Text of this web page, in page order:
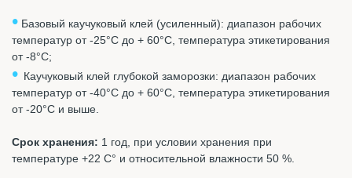
• Базовый каучуковый клей (усиленный): диапазон рабочих
температур от -25°C до + 60°C, температура этикетирования
от -8°C;
• Каучуковый клей глубокой заморозки: диапазон рабочих
температур от -40°C до + 60°C, температура этикетирования
от -20°C и выше.
Срок хранения: 1 год, при условии хранения при
температуре +22 С° и относительной влажности 50 %.